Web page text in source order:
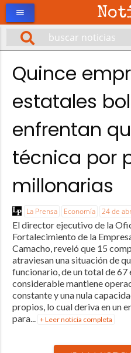
menu
Quince
estatales
enfrentan
técnica por
millonarias
La Prensa Economía 24 de
El director ejecutivo de la
Fortalecimiento de la
Camacho, reveló que 15
atraviesan una situación de
funcionario, de un total de
considerable mantiene
constante y una nula
propios, lo cual deriva en un
para... + Leer noticia completa